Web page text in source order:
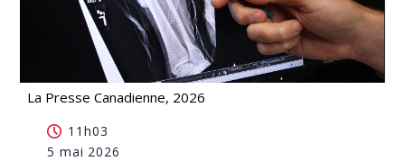
La Presse Canadienne, 2026
est mieux compris
11h03
5 mai 2026